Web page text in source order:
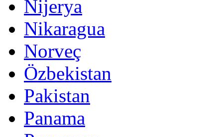
Nijerya
Nikaragua
Norveç
Özbekistan
Pakistan
Panama